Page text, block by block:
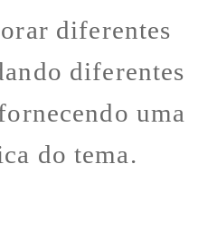
diferentes
diferentes
uma
do tema.